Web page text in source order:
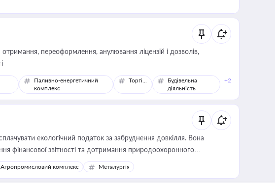
переоформлення, анулювання ліцензій і дозволів,
Паливно-енергетичний
комплекс
Торгівля
Будівельна
діяльність
+2
екологічний податок за забруднення довкілля. Вона
фінансової звітності та дотримання природоохоронного
Агропромисловий комплекс Металургія